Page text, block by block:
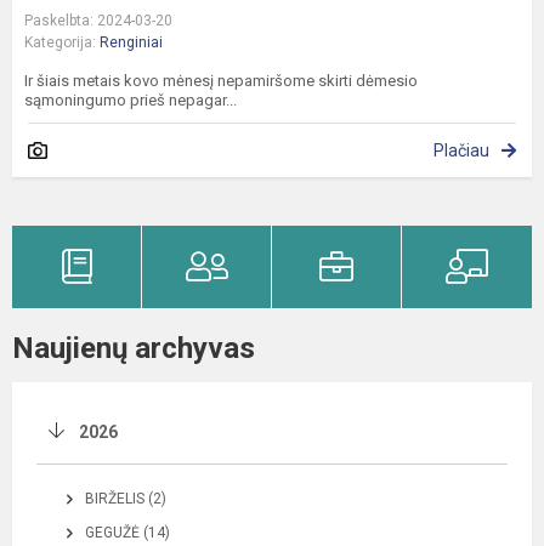
Paskelbta: 2024-03-20
Kategorija: Renginiai
Ir šiais metais kovo mėnesį nepamiršome skirti dėmesio
sąmoningumo prieš nepagar...
Plačiau
Naujienų archyvas
2026
BIRŽELIS (2)
GEGUŽĖ (14)